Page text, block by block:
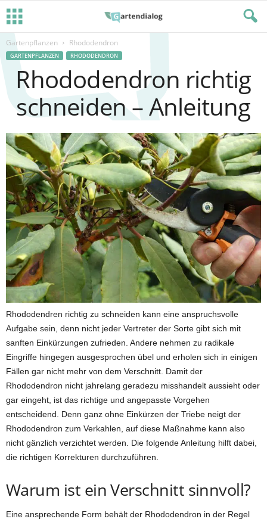
Gartenpflanzen Rhododendron
GARTENPFLANZEN RHODODENDRON
Rhododendron richtig
schneiden – Anleitung
Rhododendren richtig zu schneiden kann eine anspruchsvolle
Aufgabe sein, denn nicht jeder Vertreter der Sorte gibt sich mit
sanften Einkürzungen zufrieden. Andere nehmen zu radikale
Eingriffe hingegen ausgesprochen übel und erholen sich in einigen
Fällen gar nicht mehr von dem Verschnitt. Damit der
Rhododendron nicht jahrelang geradezu misshandelt aussieht oder
gar eingeht, ist das richtige und angepasste Vorgehen
entscheidend. Denn ganz ohne Einkürzen der Triebe neigt der
Rhododendron zum Verkahlen, auf diese Maßnahme kann also
nicht gänzlich verzichtet werden. Die folgende Anleitung hilft dabei,
die richtigen Korrekturen durchzuführen.
Warum ist ein Verschnitt sinnvoll?
Eine ansprechende Form behält der Rhododendron in der Regel